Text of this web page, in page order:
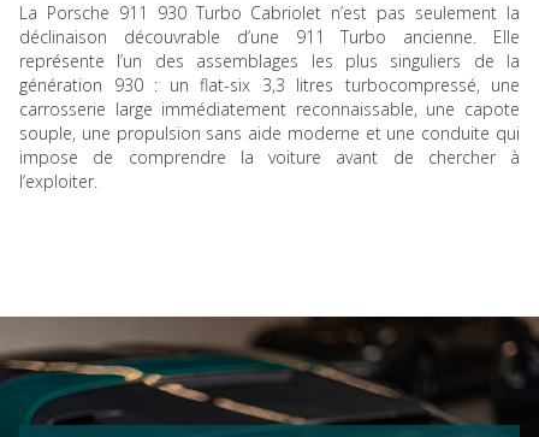
La Porsche 911 930 Turbo Cabriolet n’est pas seulement la
déclinaison découvrable d’une 911 Turbo ancienne. Elle
représente l’un des assemblages les plus singuliers de la
génération 930 : un flat-six 3,3 litres turbocompressé, une
carrosserie large immédiatement reconnaissable, une capote
souple, une propulsion sans aide moderne et une conduite qui
impose de comprendre la voiture avant de chercher à
l’exploiter.